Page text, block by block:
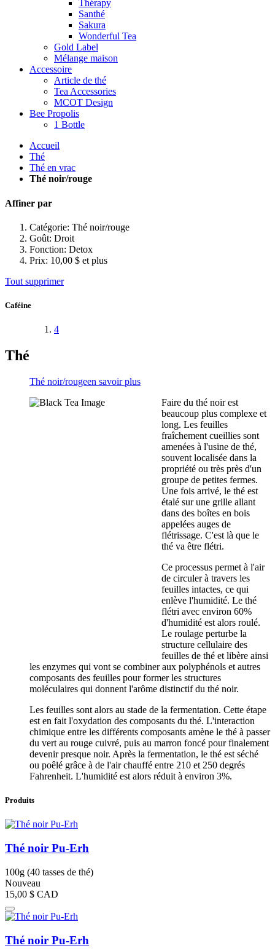
Thérapy
Santhé
Sakura
Wonderful Tea
Gold Label
Mélange maison
Accessoire
Article de thé
Tea Accessories
MCOT Design
Bee Propolis
1 Bottle
Accueil
Thé
Thé en vrac
Thé noir/rouge
Affiner par
Catégorie: Thé noir/rouge
Goût: Droit
Fonction: Detox
Prix: 10,00 $ et plus
Tout supprimer
Caféine
4
Thé
Thé noir/rougeen savoir plus
Faire du thé noir est
beaucoup plus complexe et
long. Les feuilles
fraîchement cueillies sont
amenées à l'usine de thé,
souvent localisée dans la
propriété ou très près d'un
groupe de petites fermes.
Une fois arrivé, le thé est
étalé sur une grille allant
dans des boîtes en bois
appelées auges de
flétrissage. C'est là que le
thé va être flétri.
Ce processus permet à l'air
de circuler à travers les
feuilles intactes, ce qui
enlève l'humidité. Le thé
flétri avec environ 60%
d'humidité est alors roulé.
Le roulage perturbe la
structure cellulaire des
feuilles de thé et libère ainsi
les enzymes qui vont se combiner aux polyphénols et autres
composants des feuilles pour former les structures
moléculaires qui donnent l'arôme distinctif du thé noir.
Les feuilles sont alors au stade de la fermentation. Cette étape
est en fait l'oxydation des composants du thé. L'interaction
chimique entre les différents composants amène le thé à passer
du vert au rouge cuivré, puis au marron foncé pour finalement
devenir presque noir. Après la fermentation, le thé est séché
ou poêlé grâce à de l'air chauffé entre 210 et 250 degrés
Fahrenheit. L'humidité est alors réduit à environ 3%.
Produits
Thé noir Pu-Erh
100g (40 tasses de thé)
Nouveau
15,00 $ CAD
Thé noir Pu-Erh